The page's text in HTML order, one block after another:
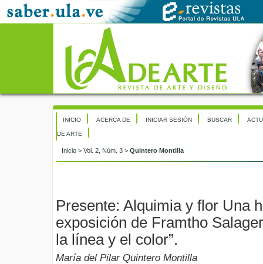
INICIO ACERCA DE INICIAR SESIÓN BUSCAR
DE ARTE
Inicio > Vol. 2, Núm. 3 > Quintero Montilla
Presente: Alquimia y flor Una
exposición de Framtho
la línea y el color”.
María del Pilar Quintero Montilla